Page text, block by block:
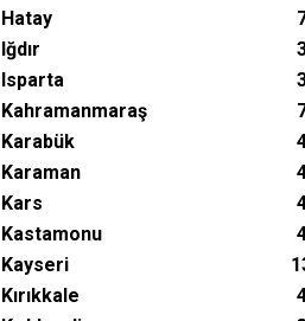
Hatay
Iğdır
Isparta
Kahramanmaraş
Karabük
Karaman
Kars
Kastamonu
Kayseri
Kırıkkale